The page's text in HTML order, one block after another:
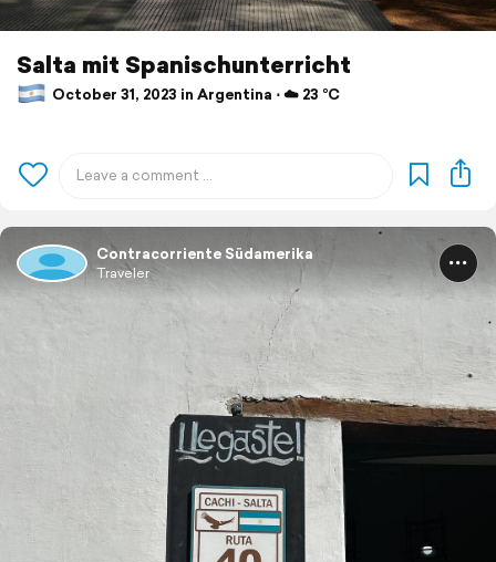
Salta mit Spanischunterricht
October 31, 2023 in Argentina ⋅ ☁️ 23 °C
Contracorriente Südamerika
Traveler